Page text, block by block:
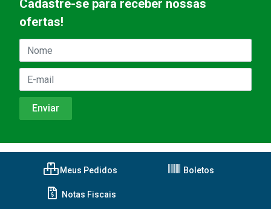
Cadastre-se para receber nossas
ofertas!
Meus Pedidos Boletos
Notas Fiscais